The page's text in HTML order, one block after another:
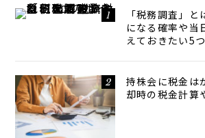
「税務調査」
になる確率や当
えておきたい5
持株会に税金は
却時の税金計算